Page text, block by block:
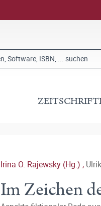
Irina O. Rajewsky (Hg.) ,
Im Zeichen